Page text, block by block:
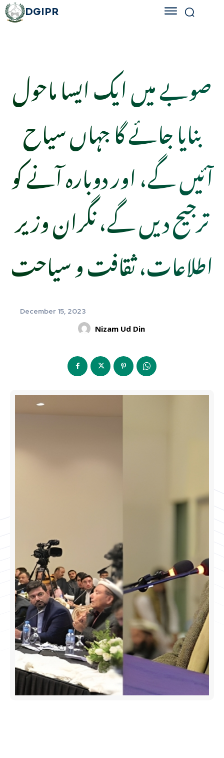
DGIPR
صوبے میں ایک ایسا ماحول
بنایا جائے گا جہاں سیاح
آئیں گے، اور دوبارہ آنے کو
ترجیح دیں گے، نگران وزیر
اطلاعات، ثقافت و سیاحت
December 15, 2023
Nizam Ud Din